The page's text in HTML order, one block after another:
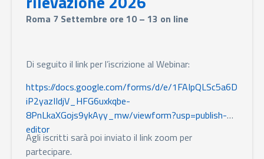
Roma 7 Settembre ore 10 – 13 on line
Di seguito il link per l’iscrizione al Webinar:
https://docs.google.com/forms/d/e/1FAIpQLSc5a6D
iP2yazIIdjV_HFG6uxkqbe-
8PnLkaXGojs9ykAyy_mw/viewform?usp=publish-
editor
Agli iscritti sarà poi inviato il link zoom per
partecipare.